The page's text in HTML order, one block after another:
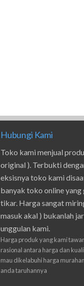
Hubungi Kami
Toko kami menjual
original ). Terbukti
eksisnya toko kami
banyak toko online yang
tikar. Harga sangat
masuk akal ) bukanlah
unggulan kami.
Harga produk yang kami
rasional antara harga dan
mau dikelabuhi harga
anda taruhannya